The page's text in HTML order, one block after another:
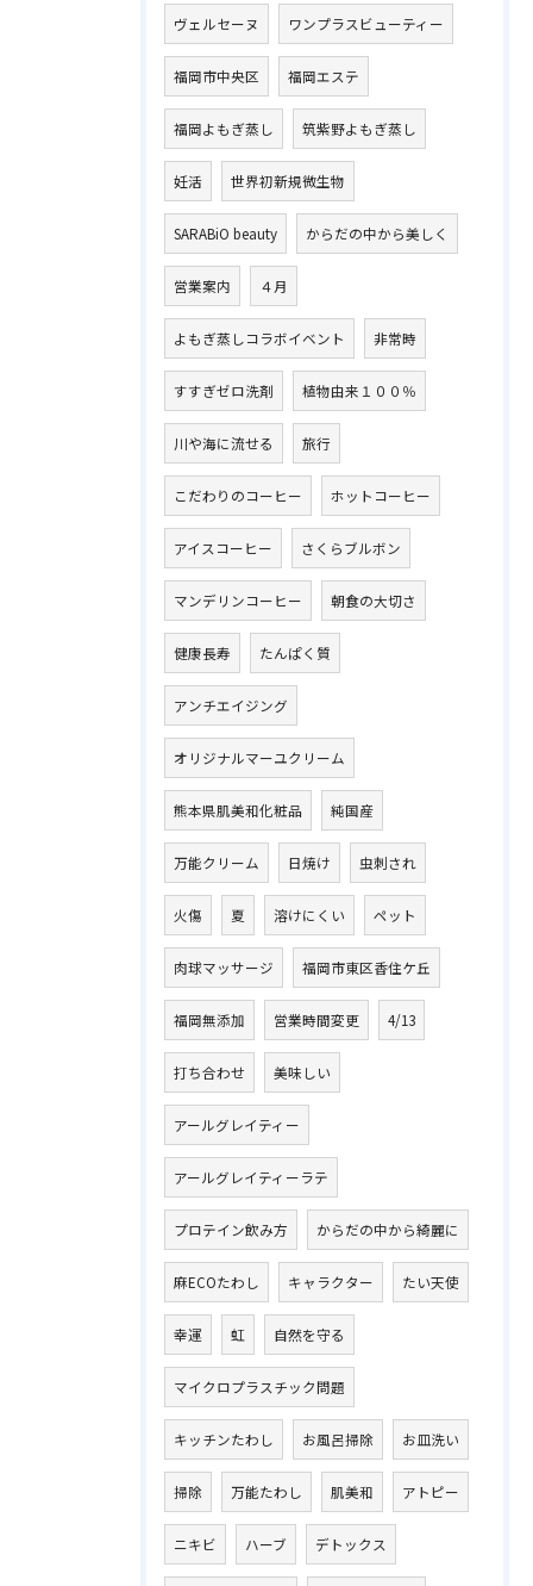
ヴェルセーヌ ワンプラスビューティー
福岡市中央区 福岡エステ
福岡よもぎ蒸し 筑紫野よもぎ蒸し
妊活 世界初新規微生物
SARABiO beauty からだの中から美しく
営業案内 ４月
よもぎ蒸しコラボイベント 非常時
すすぎゼロ洗剤 植物由来１００％
川や海に流せる 旅行
こだわりのコーヒー ホットコーヒー
アイスコーヒー さくらブルボン
マンデリンコーヒー 朝食の大切さ
健康長寿 たんぱく質
アンチエイジング
オリジナルマーユクリーム
熊本県肌美和化粧品 純国産
万能クリーム 日焼け 虫刺され
火傷 夏 溶けにくい ペット
肉球マッサージ 福岡市東区香住ケ丘
福岡無添加 営業時間変更 4/13
打ち合わせ 美味しい
アールグレイティー
アールグレイティーラテ
プロテイン飲み方 からだの中から綺麗に
麻ECOたわし キャラクター たい天使
幸運 虹 自然を守る
マイクロプラスチック問題
キッチンたわし お風呂掃除 お皿洗い
掃除 万能たわし 肌美和 アトピー
ニキビ ハーブ デトックス